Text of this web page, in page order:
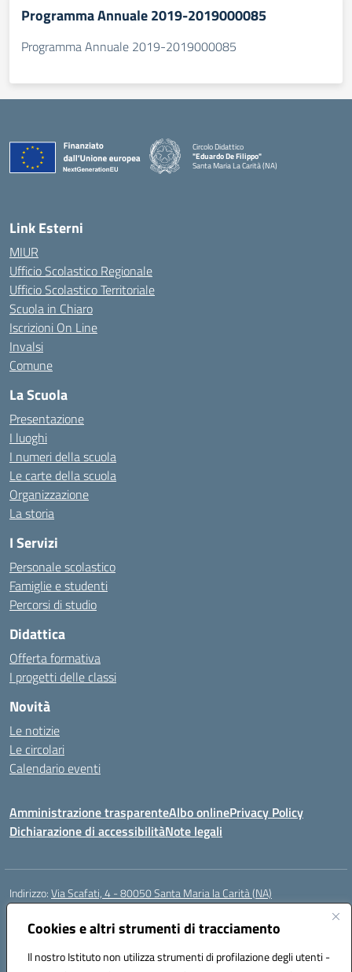
Cookies e altri strumenti di tracciamento
Il nostro Istituto non utilizza strumenti di profilazione degli utenti -
Programma Annuale 2019-2019000085
Programma Annuale 2019-2019000085
Circolo Didattico
"Eduardo De Filippo"
Santa Maria La Carità (NA)
Link Esterni
MIUR
Ufficio Scolastico Regionale
Ufficio Scolastico Territoriale
Scuola in Chiaro
Iscrizioni On Line
Invalsi
Comune
La Scuola
Presentazione
I luoghi
I numeri della scuola
Le carte della scuola
Organizzazione
La storia
I Servizi
Personale scolastico
Famiglie e studenti
Percorsi di studio
Didattica
Offerta formativa
I progetti delle classi
Novità
Le notizie
Le circolari
Calendario eventi
Amministrazione trasparenteAlbo onlinePrivacy Policy
Dichiarazione di accessibilitàNote legali
Indirizzo:Via Scafati, 4 - 80050 Santa Maria la Carità (NA)
Centralino:
Posta elettronica certificata (PEC):NAEE21900T@pec.istruzione.it
Codice fiscale: 90016250632